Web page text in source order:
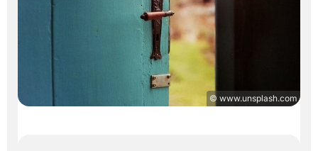
© www.unsplash.com